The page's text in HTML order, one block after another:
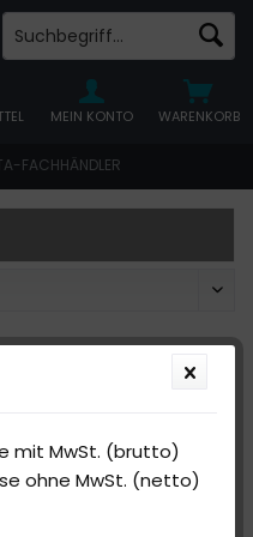
FACHHÄNDLER
WARENKORB
MEIN KONTO
mit MwSt. (brutto)
ohne MwSt. (netto)